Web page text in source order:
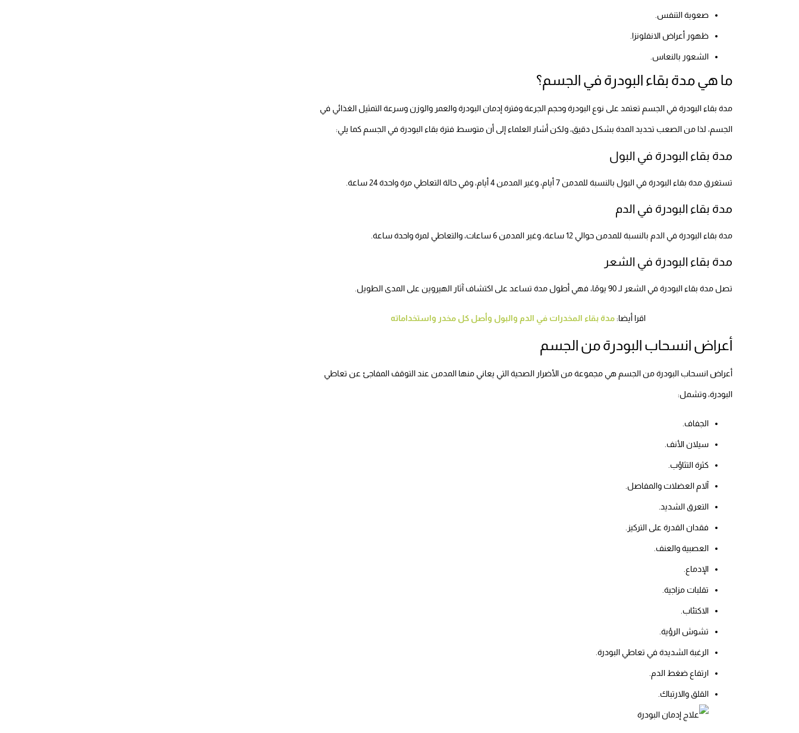
صعوبة التنفس.
ظهور أعراض الانفلونزا.
الشعور بالنعاس.
ما هي مدة بقاء البودرة في الجسم؟
مدة بقاء البودرة في الجسم تعتمد على نوع البودرة وحجم الجرعة وفترة إدمان البودرة والعمر والوزن وسرعة التمثيل الغذائي في
الجسم، لذا من الصعب تحديد المدة بشكل دقيق، ولكن أشار العلماء إلى أن متوسط فترة بقاء البودرة في الجسم كما يلي:
مدة بقاء البودرة في البول
تستغرق مدة بقاء البودرة في البول بالنسبة للمدمن 7 أيام، وغير المدمن 4 أيام، وفي حالة التعاطي مرة واحدة 24 ساعة.
مدة بقاء البودرة في الدم
مدة بقاء البودرة في الدم بالنسبة للمدمن حوالي 12 ساعة، وغير المدمن 6 ساعات، والتعاطي لمرة واحدة ساعة.
مدة بقاء البودرة في الشعر
تصل مدة بقاء البودرة في الشعر لـ 90 يومًا، فهي أطول مدة تساعد على اكتشاف آثار الهيروين على المدى الطويل.
اقرا أيضا:مدة بقاء المخدرات في الدم والبول وأصل كل مخدر واستخداماته
أعراض انسحاب البودرة من الجسم
أعراض انسحاب البودرة من الجسم هي مجموعة من الأضرار الصحية التي يعاني منها المدمن عند التوقف المفاجئ عن تعاطي
البودرة، وتشمل:
الجفاف.
سيلان الأنف.
كثرة التثاؤب.
آلام العضلات والمفاصل.
التعرق الشديد.
فقدان القدرة على التركيز.
العصبية والعنف.
الإدماع.
تقلبات مزاجية.
الاكتئاب.
تشوش الرؤية.
الرغبة الشديدة في تعاطي البودرة.
ارتفاع ضغط الدم.
القلق والارتباك.